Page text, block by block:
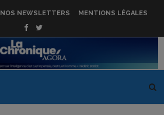
NOS NEWSLETTERS MENTIONS LÉGALES